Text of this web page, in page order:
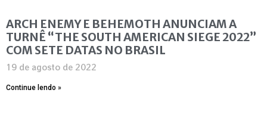
ARCH ENEMY E BEHEMOTH ANUNCIAM A
TURNÊ “THE SOUTH AMERICAN SIEGE 2022”
COM SETE DATAS NO BRASIL
19 de agosto de 2022
Continue lendo »